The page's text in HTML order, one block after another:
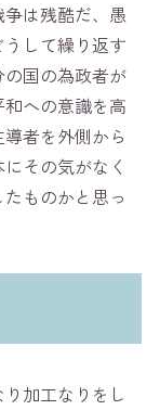
は残酷だ、愚
して繰り返す
国の為政者が
への意識を高
者を外側から
その気がなく
ものかと思っ
加工なりをし